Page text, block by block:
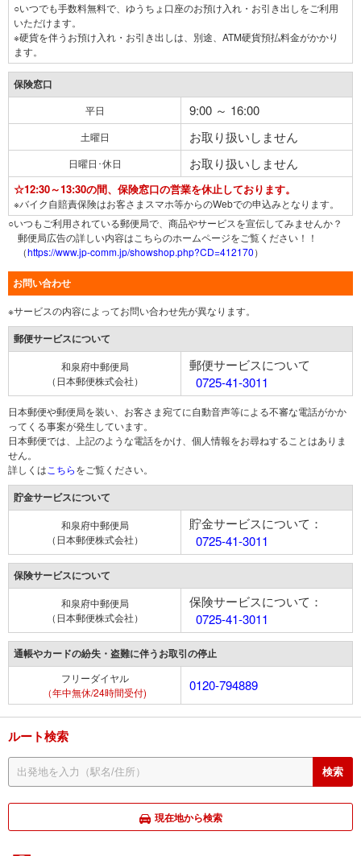
○いつでも手数料無料で、ゆうちょ口座のお預け入れ・お引き出しをご利用
いただけます。
※硬貨を伴うお預け入れ・お引き出しは、別途、ATM硬貨預払料金がかかり
ます。
保険窓口
平日 9:00 ～ 16:00
土曜日 お取り扱いしません
日曜日･休日 お取り扱いしません
☆12:30～13:30の間、保険窓口の営業を休止しております。
※バイク自賠責保険はお客さまスマホ等からのWebでの申込みとなります。
○いつもご利用されている郵便局で、商品やサービスを宣伝してみませんか？
郵便局広告の詳しい内容はこちらのホームページをご覧ください！！
（https://www.jp-comm.jp/showshop.php?CD=412170）
お問い合わせ
※サービスの内容によってお問い合わせ先が異なります。
郵便サービスについて
和泉府中郵便局
（日本郵便株式会社）
郵便サービスについて
0725-41-3011
日本郵便や郵便局を装い、お客さま宛てに自動音声等による不審な電話がかか
ってくる事案が発生しています。
日本郵便では、上記のような電話をかけ、個人情報をお尋ねすることはありま
せん。
詳しくは こちらをご覧ください。
貯金サービスについて
和泉府中郵便局
（日本郵便株式会社）
貯金サービスについて：
0725-41-3011
保険サービスについて
和泉府中郵便局
（日本郵便株式会社）
保険サービスについて：
0725-41-3011
通帳やカードの紛失・盗難に伴うお取引の停止
フリーダイヤル
（年中無休/24時間受付)
0120-794889
ルート検索
現在地から検索